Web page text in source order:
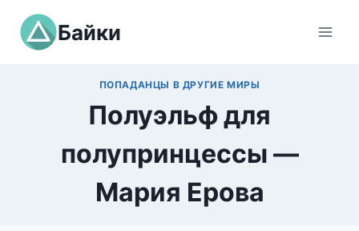
Перейти
содержимому
Байки
ПОПАДАНЦЫ В ДРУГИЕ МИРЫ
Полуэльф для
полупринцессы —
Мария Ерова